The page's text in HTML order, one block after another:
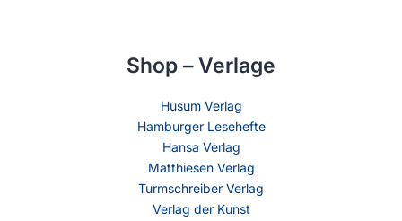
Shop – Verlage
Husum Verlag
Hamburger Lesehefte
Hansa Verlag
Matthiesen Verlag
Turmschreiber Verlag
Verlag der Kunst